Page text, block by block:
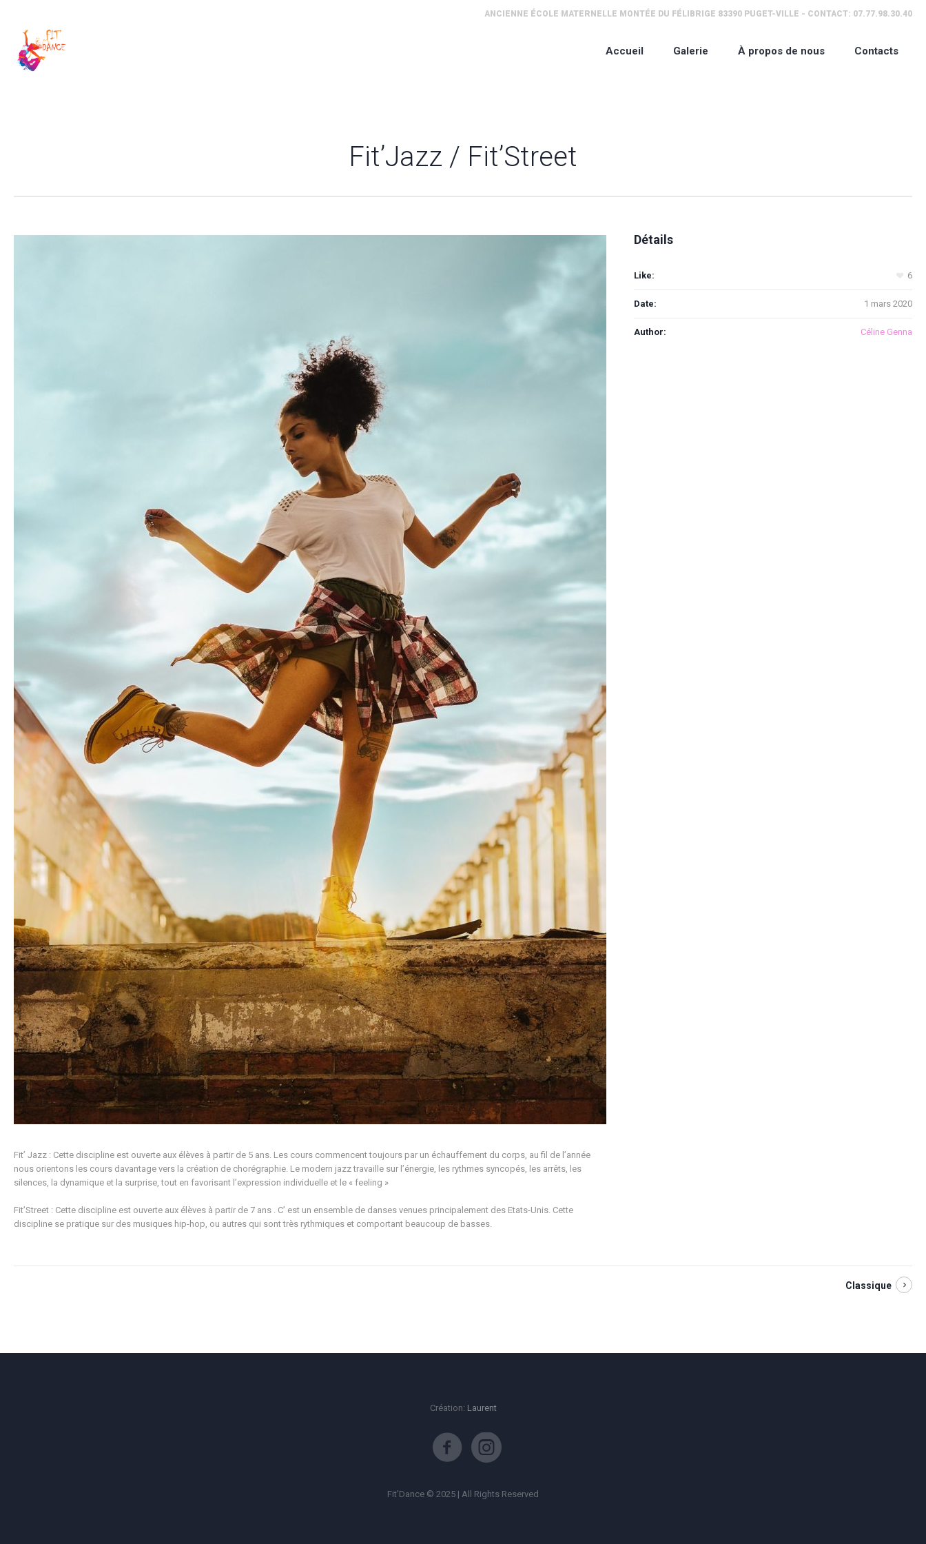
ANCIENNE ÉCOLE MATERNELLE MONTÉE DU FÉLIBRIGE 83390 PUGET-VILLE - CONTACT: 07.77.98.30.40
Accueil Galerie À propos de nous Contacts
Fit’Jazz / Fit’Street
Fit’ Jazz : Cette discipline est ouverte aux élèves à partir de 5 ans. Les cours commencent toujours par un échauffement du corps, au fil de l’année
nous orientons les cours davantage vers la création de chorégraphie. Le modern jazz travaille sur l’énergie, les rythmes syncopés, les arrêts, les
silences, la dynamique et la surprise, tout en favorisant l’expression individuelle et le « feeling »
Fit’Street : Cette discipline est ouverte aux élèves à partir de 7 ans . C’ est un ensemble de danses venues principalement des Etats-Unis. Cette
discipline se pratique sur des musiques hip-hop, ou autres qui sont très rythmiques et comportant beaucoup de basses.
Détails
Like: 6
Date: 1 mars 2020
Author: Céline Genna
Classique
Création: Laurent
Fit'Dance © 2025 | All Rights Reserved